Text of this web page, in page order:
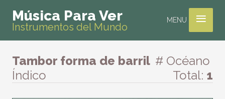
≡
MENU
Música Para Ver
Instrumentos del Mundo
Tambor forma de barril # Océano
Índico
Total: 1